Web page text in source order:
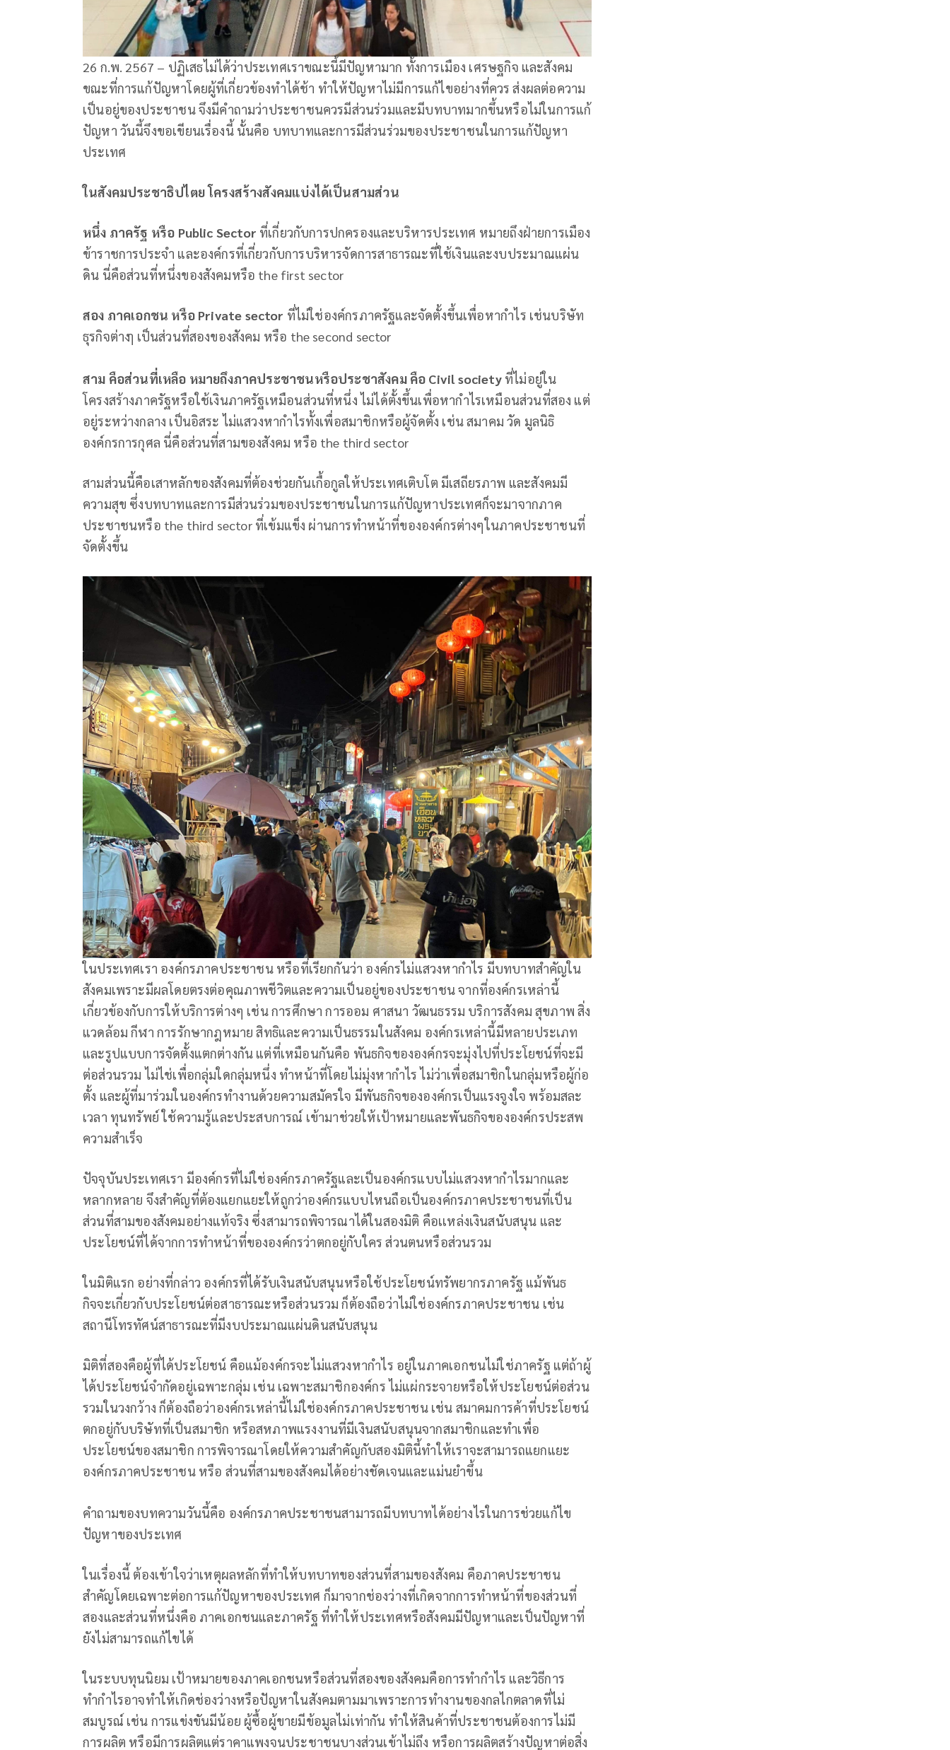
26 ก.พ. 2567 – ปฏิเสธไม่ได้ว่าประเทศเราขณะนี้มีปัญหามาก ทั้งการเมือง เศรษฐกิจ และสังคม
ขณะที่การแก้ปัญหาโดยผู้ที่เกี่ยวข้องทําได้ช้า ทำให้ปัญหาไม่มีการแก้ไขอย่างที่ควร ส่งผลต่อความ
เป็นอยู่ของประชาชน จึงมีคําถามว่าประชาชนควรมีส่วนร่วมและมีบทบาทมากขึ้นหรือไม่ในการแก้
ปัญหา วันนี้จึงขอเขียนเรื่องนี้ นั้นคือ บทบาทและการมีส่วนร่วมของประชาชนในการแก้ปัญหา
ประเทศ
ในสังคมประชาธิปไตย โครงสร้างสังคมแบ่งได้เป็นสามส่วน
หนึ่ง ภาครัฐ หรือ Public Sector ที่เกี่ยวกับการปกครองและบริหารประเทศ หมายถึงฝ่ายการเมือง
ข้าราชการประจำ และองค์กรที่เกี่ยวกับการบริหารจัดการสาธารณะที่ใช้เงินและงบประมาณแผ่น
ดิน นี่คือส่วนที่หนึ่งของสังคมหรือ the first sector
สอง ภาคเอกชน หรือ Private sector ที่ไม่ใช่องค์กรภาครัฐและจัดตั้งขึ้นเพื่อหากําไร เช่นบริษัท
ธุรกิจต่างๅ เป็นส่วนที่สองของสังคม หรือ the second sector
สาม คือส่วนที่เหลือ หมายถึงภาคประชาชนหรือประชาสังคม คือ Civil societyที่ไม่อยู่ใน
โครงสร้างภาครัฐหรือใช้เงินภาครัฐเหมือนส่วนที่หนึ่ง ไม่ได้ตั้งขึ้นเพื่อหากําไรเหมือนส่วนที่สอง แต่
อยู่ระหว่างกลาง เป็นอิสระ ไม่แสวงหากําไรทั้งเพื่อสมาชิกหรือผู้จัดตั้ง เช่น สมาคม วัด มูลนิธิ
องค์กรการกุศล นี่คือส่วนที่สามของสังคม หรือ the third sector
สามส่วนนี้คือเสาหลักของสังคมที่ต้องช่วยกันเกื้อกูลให้ประเทศเติบโต มีเสถียรภาพ และสังคมมี
ความสุข ซึ่งบทบาทและการมีส่วนร่วมของประชาชนในการแก้ปัญหาประเทศก็จะมาจากภาค
ประชาชนหรือ the third sector ที่เข้มแข็ง ผ่านการทำหน้าที่ขององค์กรต่างๆในภาคประชาชนที่
จัดตั้งขึ้น
ในประเทศเรา องค์กรภาคประชาชน หรือที่เรียกกันว่า องค์กรไม่แสวงหากําไร มีบทบาทสำคัญใน
สังคมเพราะมีผลโดยตรงต่อคุณภาพชีวิตและความเป็นอยู่ของประชาชน จากที่องค์กรเหล่านี้
เกี่ยวข้องกับการให้บริการต่างๆ เช่น การศึกษา การออม ศาสนา วัฒนธรรม บริการสังคม สุขภาพ สิ่ง
แวดล้อม กีฬา การรักษากฎหมาย สิทธิและความเป็นธรรมในสังคม องค์กรเหล่านี้มีหลายประเภท
และรูปแบบการจัดตั้งแตกต่างกัน แต่ที่เหมือนกันคือ พันธกิจขององค์กรจะมุ่งไปที่ประโยชน์ที่จะมี
ต่อส่วนรวม ไม่ไช่เพื่อกลุ่มใดกลุ่มหนึ่ง ทําหน้าที่โดยไม่มุ่งหากำไร ไม่ว่าเพื่อสมาชิกในกลุ่มหรือผู้ก่อ
ตั้ง และผู้ที่มาร่วมในองค์กรทำงานด้วยความสมัครใจ มีพันธกิจขององค์กรเป็นแรงจูงใจ พร้อมสละ
เวลา ทุนทรัพย์ ใช้ความรู้และประสบการณ์ เข้ามาช่วยให้เป้าหมายและพันธกิจขององค์กรประสพ
ความสำเร็จ
ปัจจุบันประเทศเรา มีองค์กรที่ไม่ใช่องค์กรภาครัฐและเป็นองค์กรแบบไม่แสวงหากําไรมากและ
หลากหลาย จึงสำคัญที่ต้องแยกแยะให้ถูกว่าองค์กรแบบไหนถือเป็นองค์กรภาคประชาชนที่เป็น
ส่วนที่สามของสังคมอย่างแท้จริง ซึ่งสามารถพิจารณาได้ในสองมิติ คือเเหล่งเงินสนับสนุน และ
ประโยชน์ที่ได้จากการทำหน้าที่ขององค์กรว่าตกอยู่กับใคร ส่วนตนหรือส่วนรวม
ในมิติแรก อย่างที่กล่าว องค์กรที่ได้รับเงินสนับสนุนหรือใช้ประโยชน์ทรัพยากรภาครัฐ แม้พันธ
กิจจะเกี่ยวกับประโยชน์ต่อสาธารณะหรือส่วนรวม ก็ต้องถือว่าไม่ใช่องค์กรภาคประชาชน เช่น
สถานีโทรทัศน์สาธารณะที่มีงบประมาณแผ่นดินสนับสนุน
มิติที่สองคือผู้ที่ได้ประโยชน์ คือแม้องค์กรจะไม่แสวงหากําไร อยู่ในภาคเอกชนไม่ใช่ภาครัฐ แต่ถ้าผู้
ได้ประโยชน์จํากัดอยู่เฉพาะกลุ่ม เช่น เฉพาะสมาชิกองค์กร ไม่แผ่กระจายหรือให้ประโยชน์ต่อส่วน
รวมในวงกว้าง ก็ต้องถือว่าองค์กรเหล่านี้ไม่ใช่องค์กรภาคประชาชน เช่น สมาคมการค้าที่ประโยชน์
ตกอยู่กับบริษัทที่เป็นสมาชิก หรือสหภาพแรงงานที่มีเงินสนับสนุนจากสมาชิกและทําเพื่อ
ประโยชน์ของสมาชิก การพิจารณาโดยให้ความสําคัญกับสองมิตินี้ทําให้เราจะสามารถแยกแยะ
องค์กรภาคประชาชน หรือ ส่วนที่สามของสังคมได้อย่างชัดเจนและแม่นยำขึ้น
คําถามของบทความวันนี้คือ องค์กรภาคประชาชนสามารถมีบทบาทได้อย่างไรในการช่วยแก้ไข
ปัญหาของประเทศ
ในเรื่องนี้ ต้องเข้าใจว่าเหตุผลหลักที่ทำให้บทบาทของส่วนที่สามของสังคม คือภาคประชาชน
สำคัญโดยเฉพาะต่อการแก้ปัญหาของประเทศ ก็มาจากช่องว่างที่เกิดจากการทำหน้าที่ของส่วนที่
สองและส่วนที่หนึ่งคือ ภาคเอกชนและภาครัฐ ที่ทำให้ประเทศหรือสังคมมีปัญหาและเป็นปัญหาที่
ยังไม่สามารถแก้ไขได้
ในระบบทุนนิยม เป้าหมายของภาคเอกชนหรือส่วนที่สองของสังคมคือการทำกําไร และวิธีการ
ทํากําไรอาจทําให้เกิดช่องว่างหรือปัญหาในสังคมตามมาเพราะการทํางานของกลไกตลาดที่ไม่
สมบูรณ์ เช่น การแข่งขันมีน้อย ผู้ซื้อผู้ขายมีข้อมูลไม่เท่ากัน ทำให้สินค้าที่ประชาชนต้องการไม่มี
การผลิต หรือมีการผลิตแต่ราคาแพงจนประชาชนบางส่วนเข้าไม่ถึง หรือการผลิตสร้างปัญหาต่อสิ่ง